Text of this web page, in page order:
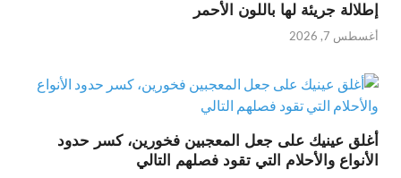
إطلالة جريئة لها باللون الأحمر
أغسطس 7, 2026
أغلق عينيك على جعل المعجبين فخورين، كسر حدود
الأنواع والأحلام التي تقود فصلهم التالي